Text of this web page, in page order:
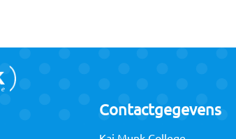
Contactgegevens